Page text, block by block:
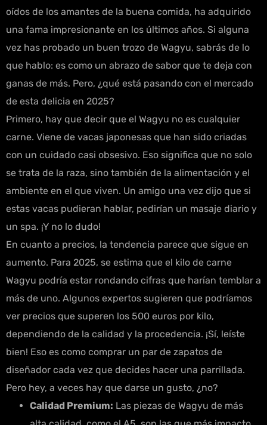
oídos de los amantes de la buena comida, ha adquirido
una fama impresionante en los últimos años. Si alguna
vez has probado un buen trozo de Wagyu, sabrás de lo
que hablo: es como un abrazo de sabor que te deja con
ganas de más. Pero, ¿qué está pasando con el mercado
de esta delicia en 2025?
Primero, hay que decir que el Wagyu no es cualquier
carne. Viene de vacas japonesas que han sido criadas
con un cuidado casi obsesivo. Eso significa que no solo
se trata de la raza, sino también de la alimentación y el
ambiente en el que viven. Un amigo una vez dijo que si
estas vacas pudieran hablar, pedirían un masaje diario y
un spa. ¡Y no lo dudo!
En cuanto a precios, la tendencia parece que sigue en
aumento. Para 2025, se estima que el kilo de carne
Wagyu podría estar rondando cifras que harían temblar a
más de uno. Algunos expertos sugieren que podríamos
ver precios que superen los 500 euros por kilo,
dependiendo de la calidad y la procedencia. ¡Sí, leíste
bien! Eso es como comprar un par de zapatos de
diseñador cada vez que decides hacer una parrillada.
Pero hey, a veces hay que darse un gusto, ¿no?
Calidad Premium: Las piezas de Wagyu de más